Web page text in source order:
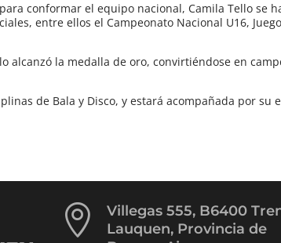
conformar el equipo nacional, Camila Tello se
entre ellos el Campeonato Nacional U16,
alcanzó la medalla de oro, convirtiéndose en
de Bala y Disco, y estará acompañada por su

Villegas 555, B6400
Lauquen, Provincia de